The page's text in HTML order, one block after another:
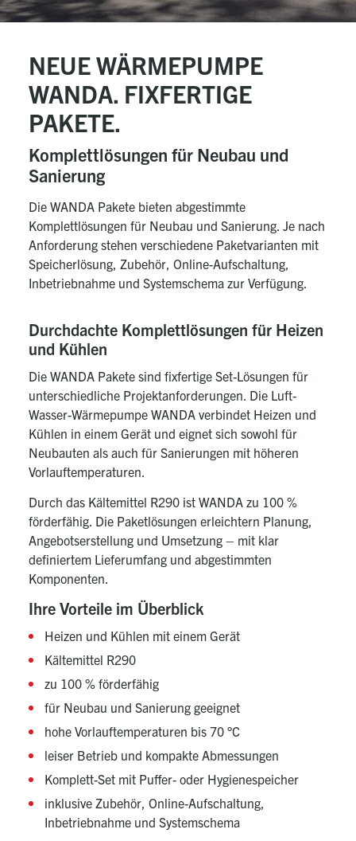
NEUE WÄRMEPUMPE
WANDA. FIXFERTIGE
PAKETE.
Komplettlösungen für Neubau und
Sanierung
Die WANDA Pakete bieten abgestimmte
Komplettlösungen für Neubau und Sanierung. Je nach
Anforderung stehen verschiedene Paketvarianten mit
Speicherlösung, Zubehör, Online-Aufschaltung,
Inbetriebnahme und Systemschema zur Verfügung.
Durchdachte Komplettlösungen für Heizen
und Kühlen
Die WANDA Pakete sind fixfertige Set-Lösungen für
unterschiedliche Projektanforderungen. Die Luft-
Wasser-Wärmepumpe WANDA verbindet Heizen und
Kühlen in einem Gerät und eignet sich sowohl für
Neubauten als auch für Sanierungen mit höheren
Vorlauftemperaturen.
Durch das Kältemittel R290 ist WANDA zu 100 %
förderfähig. Die Paketlösungen erleichtern Planung,
Angebotserstellung und Umsetzung – mit klar
definiertem Lieferumfang und abgestimmten
Komponenten.
Ihre Vorteile im Überblick
Heizen und Kühlen mit einem Gerät
Kältemittel R290
zu 100 % förderfähig
für Neubau und Sanierung geeignet
hohe Vorlauftemperaturen bis 70 °C
leiser Betrieb und kompakte Abmessungen
Komplett-Set mit Puffer- oder Hygienespeicher
inklusive Zubehör, Online-Aufschaltung,
Inbetriebnahme und Systemschema